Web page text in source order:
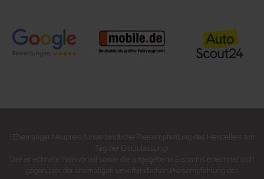
Ehemaliger Neupreis (Unverbindliche Preisempfehlung des Herstellers am
Tag der Erstzulassung).
Der errechnete Preisvorteil sowie die angegebene Ersparnis errechnet sich
gegenüber der ehemaligen unverbindlichen Preisempfehlung des